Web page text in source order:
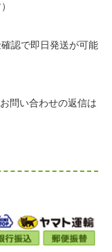
認で即日発送が可能
問い合わせの返信は